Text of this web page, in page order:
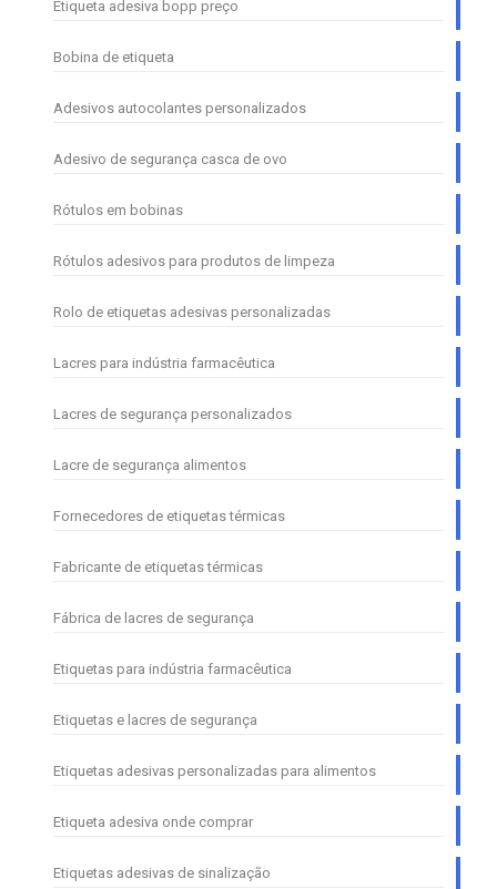
Etiqueta adesiva bopp preço
Bobina de etiqueta
Adesivos autocolantes personalizados
Adesivo de segurança casca de ovo
Rótulos em bobinas
Rótulos adesivos para produtos de limpeza
Rolo de etiquetas adesivas personalizadas
Lacres para indústria farmacêutica
Lacres de segurança personalizados
Lacre de segurança alimentos
Fornecedores de etiquetas térmicas
Fabricante de etiquetas térmicas
Fábrica de lacres de segurança
Etiquetas para indústria farmacêutica
Etiquetas e lacres de segurança
Etiquetas adesivas personalizadas para alimentos
Etiqueta adesiva onde comprar
Etiquetas adesivas de sinalização